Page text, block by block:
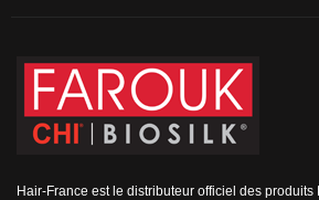
Hair-France est le distributeur officiel des produits